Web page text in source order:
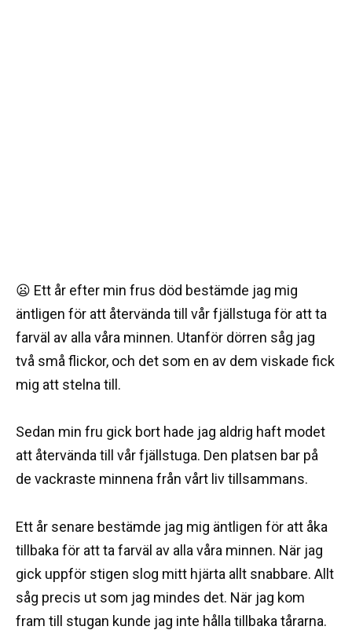
😦 Ett år efter min frus död bestämde jag mig
äntligen för att återvända till vår fjällstuga för att ta
farväl av alla våra minnen. Utanför dörren såg jag
två små flickor, och det som en av dem viskade fick
mig att stelna till.
Sedan min fru gick bort hade jag aldrig haft modet
att återvända till vår fjällstuga. Den platsen bar på
de vackraste minnena från vårt liv tillsammans.
Ett år senare bestämde jag mig äntligen för att åka
tillbaka för att ta farväl av alla våra minnen. När jag
gick uppför stigen slog mitt hjärta allt snabbare. Allt
såg precis ut som jag mindes det. När jag kom
fram till stugan kunde jag inte hålla tillbaka tårarna.